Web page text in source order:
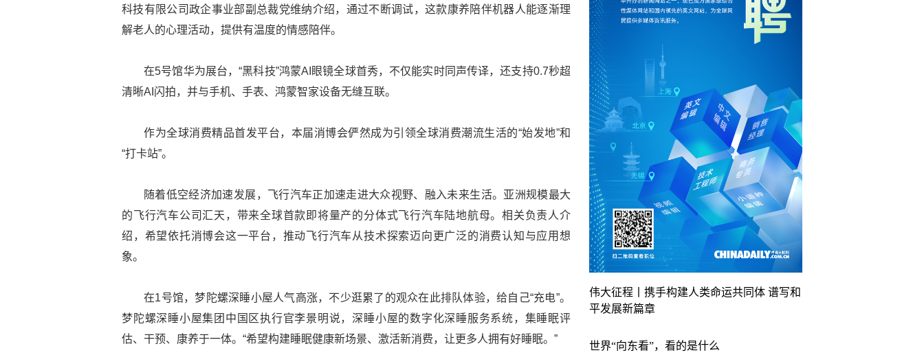
科技有限公司政企事业部副总裁党维纳介绍，通过不断调试，这款康养陪伴机器人能逐渐理
解老人的心理活动，提供有温度的情感陪伴。
在5号馆华为展台，“黑科技”鸿蒙AI眼镜全球首秀，不仅能实时同声传译，还支持0.7秒超
清晰AI闪拍，并与手机、手表、鸿蒙智家设备无缝互联。
作为全球消费精品首发平台，本届消博会俨然成为引领全球消费潮流生活的“始发地”和
“打卡站”。
随着低空经济加速发展，飞行汽车正加速走进大众视野、融入未来生活。亚洲规模最大
的飞行汽车公司汇天，带来全球首款即将量产的分体式飞行汽车陆地航母。相关负责人介
绍，希望依托消博会这一平台，推动飞行汽车从技术探索迈向更广泛的消费认知与应用想
象。
在1号馆，梦陀螺深睡小屋人气高涨，不少逛累了的观众在此排队体验，给自己“充电”。
梦陀螺深睡小屋集团中国区执行官李景明说，深睡小屋的数字化深睡服务系统，集睡眠评
估、干预、康养于一体。“希望构建睡眠健康新场景、激活新消费，让更多人拥有好睡眠。”
伟大征程丨携手构建人类命运共同体 谱写和
平发展新篇章
世界“向东看”，看的是什么